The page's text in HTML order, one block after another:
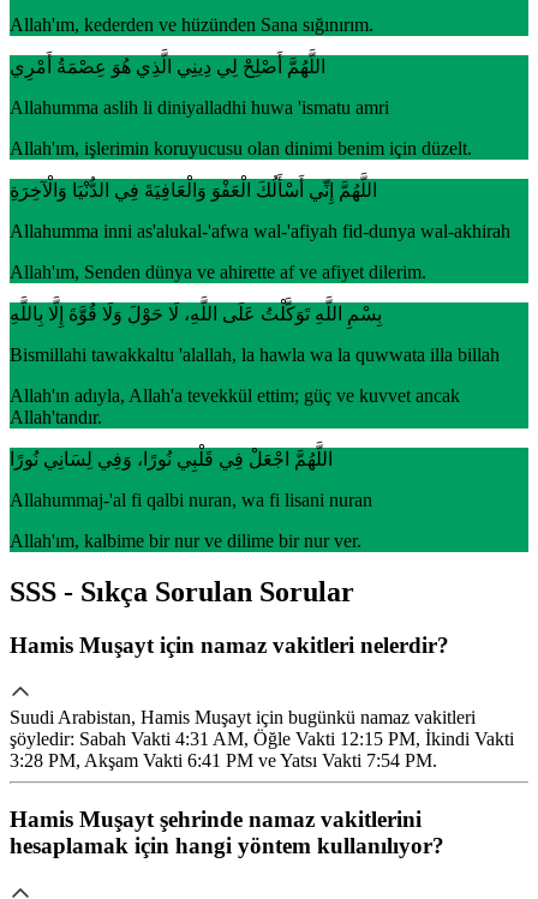
Allah'ım, kederden ve hüzünden Sana sığınırım.
اللَّهُمَّ أَصْلِحْ لِي دِينِي الَّذِي هُوَ عِصْمَةُ أَمْرِي
Allahumma aslih li diniyalladhi huwa 'ismatu amri
Allah'ım, işlerimin koruyucusu olan dinimi benim için düzelt.
اللَّهُمَّ إِنِّي أَسْأَلُكَ الْعَفْوَ وَالْعَافِيَةَ فِي الدُّنْيَا وَالْآخِرَةِ
Allahumma inni as'alukal-'afwa wal-'afiyah fid-dunya wal-akhirah
Allah'ım, Senden dünya ve ahirette af ve afiyet dilerim.
بِسْمِ اللَّهِ تَوَكَّلْتُ عَلَى اللَّهِ، لَا حَوْلَ وَلَا قُوَّةَ إِلَّا بِاللَّهِ
Bismillahi tawakkaltu 'alallah, la hawla wa la quwwata illa billah
Allah'ın adıyla, Allah'a tevekkül ettim; güç ve kuvvet ancak
Allah'tandır.
اللَّهُمَّ اجْعَلْ فِي قَلْبِي نُورًا، وَفِي لِسَانِي نُورًا
Allahummaj-'al fi qalbi nuran, wa fi lisani nuran
Allah'ım, kalbime bir nur ve dilime bir nur ver.
SSS - Sıkça Sorulan Sorular
Hamis Muşayt için namaz vakitleri nelerdir?
Suudi Arabistan, Hamis Muşayt için bugünkü namaz vakitleri
şöyledir: Sabah Vakti 4:31 AM, Öğle Vakti 12:15 PM, İkindi Vakti
3:28 PM, Akşam Vakti 6:41 PM ve Yatsı Vakti 7:54 PM.
Hamis Muşayt şehrinde namaz vakitlerini
hesaplamak için hangi yöntem kullanılıyor?